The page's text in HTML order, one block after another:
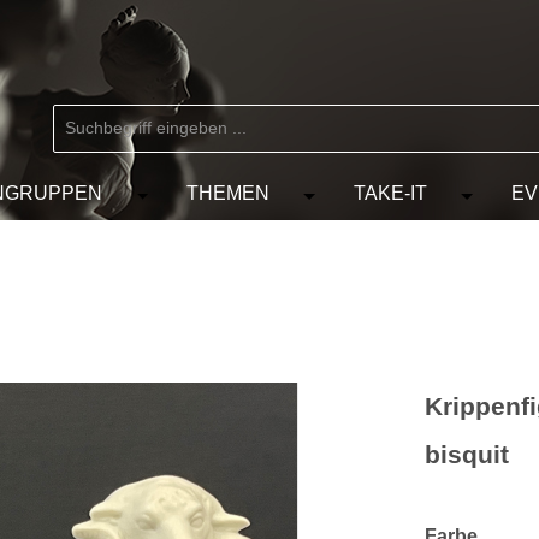
Kategorie MARKEN
das Dropdown der Kategorie KÜNSTLER
Öffne oder Schließe das Dropdown der
THEMEN Öffne oder Schließe das
TAKE-IT Öffne
bisquit